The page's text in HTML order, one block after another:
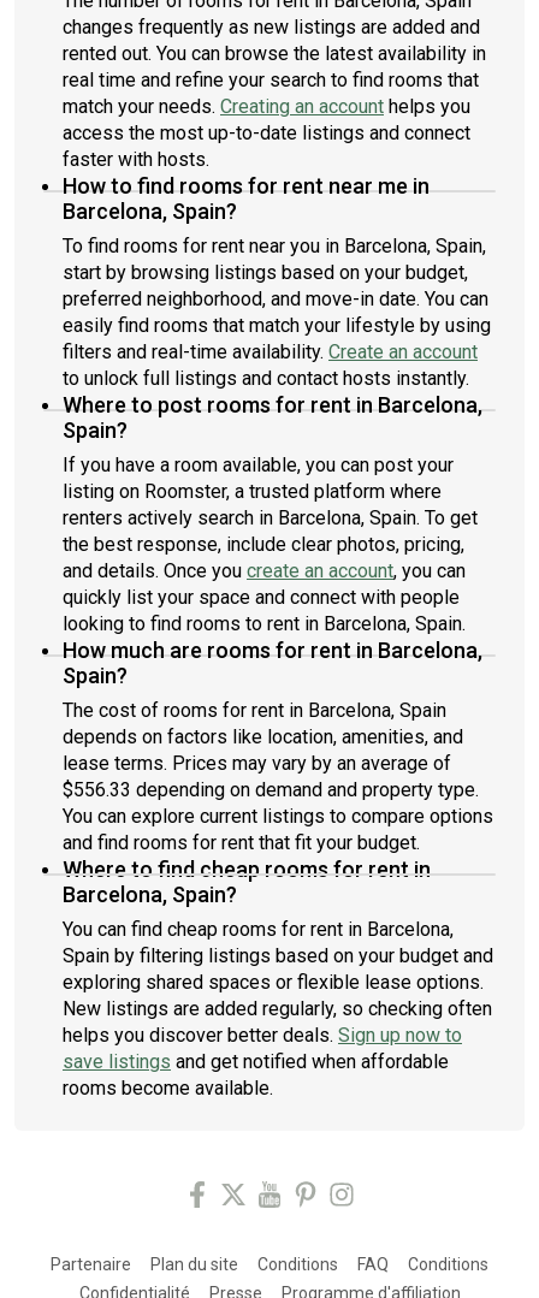
changes frequently as new listings are added and
rented out. You can browse the latest availability in
real time and refine your search to find rooms that
match your needs. Creating an account helps you
access the most up-to-date listings and connect
faster with hosts.
How to find rooms for rent near me in
Barcelona, Spain?
To find rooms for rent near you in Barcelona, Spain,
start by browsing listings based on your budget,
preferred neighborhood, and move-in date. You can
easily find rooms that match your lifestyle by using
filters and real-time availability. Create an account
to unlock full listings and contact hosts instantly.
Where to post rooms for rent in Barcelona,
Spain?
If you have a room available, you can post your
listing on Roomster, a trusted platform where
renters actively search in Barcelona, Spain. To get
the best response, include clear photos, pricing,
and details. Once you create an account, you can
quickly list your space and connect with people
looking to find rooms to rent in Barcelona, Spain.
How much are rooms for rent in Barcelona,
Spain?
The cost of rooms for rent in Barcelona, Spain
depends on factors like location, amenities, and
lease terms. Prices may vary by an average of
$556.33 depending on demand and property type.
You can explore current listings to compare options
and find rooms for rent that fit your budget.
Where to find cheap rooms for rent in
Barcelona, Spain?
You can find cheap rooms for rent in Barcelona,
Spain by filtering listings based on your budget and
exploring shared spaces or flexible lease options.
New listings are added regularly, so checking often
helps you discover better deals. Sign up now to
save listings and get notified when affordable
rooms become available.
Partenaire Plan du site Conditions FAQ
Conditions
Confidentialité
Presse Programme d'affiliation